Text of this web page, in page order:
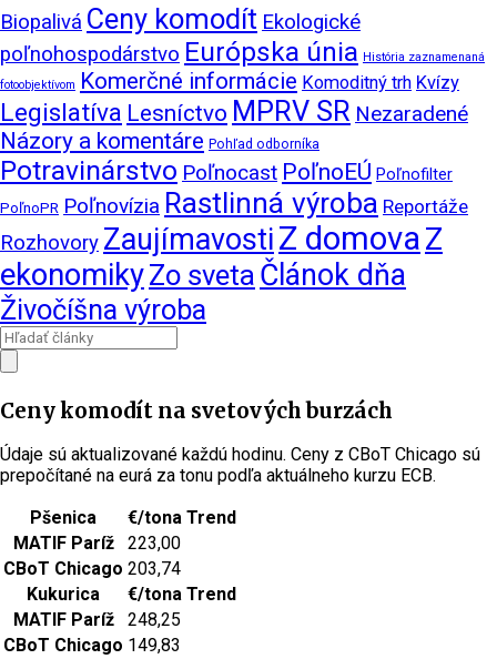
Biopalivá Ceny komodít Ekologické
poľnohospodárstvo Európska únia História zaznamenaná
fotoobjektívom Komerčné informácie Komoditný trh Kvízy
Legislatíva Lesníctvo MPRV SR Nezaradené
Názory a komentáre Pohľad odborníka
Potravinárstvo Poľnocast PoľnoEÚ Poľnofilter
PoľnoPR Poľnovízia Rastlinná výroba Reportáže
Rozhovory ZaujímavostiZ domovaZ
ekonomikyZo sveta Článok dňa
Živočíšna výroba
Ceny komodít na svetových burzách
Údaje sú aktualizované každú hodinu. Ceny z CBoT Chicago sú
prepočítané na eurá za tonu podľa aktuálneho kurzu ECB.
Pšenica
€/tona Trend
MATIF Paríž
223,00
CBoT Chicago 203,74
Kukurica
€/tona Trend
MATIF Paríž
248,25
CBoT Chicago 149,83